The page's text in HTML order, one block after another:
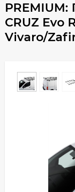
PREMIUM:
CRUZ Evo
Vivaro/